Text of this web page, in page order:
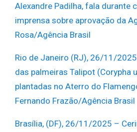
Alexandre Padilha, fala durante
imprensa sobre aprovação da
Rosa/Agência Brasil
Rio de Janeiro (RJ), 26/11/
das palmeiras Talipot (Corypha
plantadas no Aterro do
Fernando Frazão/Agência Brasil
Brasília, (DF), 26/11/2025 –